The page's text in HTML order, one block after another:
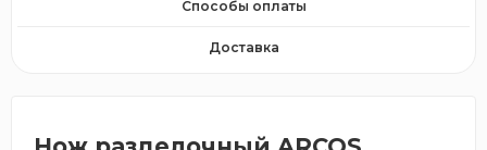
Способы оплаты
Доставка